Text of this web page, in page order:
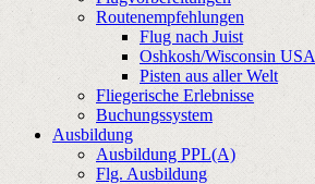
Routenempfehlungen
Flug nach Juist
Oshkosh/Wisconsin USA
Pisten aus aller Welt
Fliegerische Erlebnisse
Buchungssystem
Ausbildung
Ausbildung PPL(A)
Flg. Ausbildung